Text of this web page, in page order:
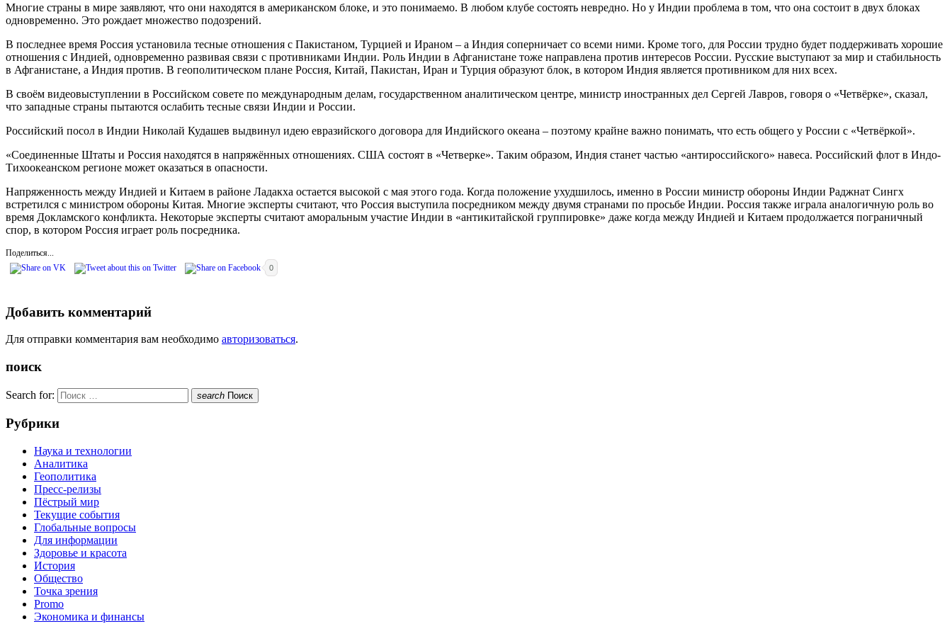
Многие страны в мире заявляют, что они находятся в американском блоке, и это понимаемо. В любом клубе состоять невредно. Но у Индии проблема в том, что она состоит в двух блоках
одновременно. Это рождает множество подозрений.
В последнее время Россия установила тесные отношения с Пакистаном, Турцией и Ираном – а Индия соперничает со всеми ними. Кроме того, для России трудно будет поддерживать хорошие
отношения с Индией, одновременно развивая связи с противниками Индии. Роль Индии в Афганистане тоже направлена против интересов России. Русские выступают за мир и стабильность
в Афганистане, а Индия против. В геополитическом плане Россия, Китай, Пакистан, Иран и Турция образуют блок, в котором Индия является противником для них всех.
В своём видеовыступлении в Российском совете по международным делам, государственном аналитическом центре, министр иностранных дел Сергей Лавров, говоря о «Четвёрке», сказал,
что западные страны пытаются ослабить тесные связи Индии и России.
Российский посол в Индии Николай Кудашев выдвинул идею евразийского договора для Индийского океана – поэтому крайне важно понимать, что есть общего у России с «Четвёркой».
«Соединенные Штаты и Россия находятся в напряжённых отношениях. США состоят в «Четверке». Таким образом, Индия станет частью «антироссийского» навеса. Российский флот в Индо-
Тихоокеанском регионе может оказаться в опасности.
Напряженность между Индией и Китаем в районе Ладакха остается высокой с мая этого года. Когда положение ухудшилось, именно в России министр обороны Индии Раджнат Сингх
встретился с министром обороны Китая. Многие эксперты считают, что Россия выступила посредником между двумя странами по просьбе Индии. Россия также играла аналогичную роль во
время Докламского конфликта. Некоторые эксперты считают аморальным участие Индии в «антикитайской группировке» даже когда между Индией и Китаем продолжается пограничный
спор, в котором Россия играет роль посредника.
Поделиться...
0
Добавить комментарий
Для отправки комментария вам необходимо авторизоваться.
поиск
Search for: search Поиск
Рубрики
Наука и технологии
Аналитика
Геополитика
Пресс-релизы
Пёстрый мир
Текущие события
Глобальные вопросы
Для информации
Здоровье и красота
История
Общество
Точка зрения
Promo
Экономика и финансы